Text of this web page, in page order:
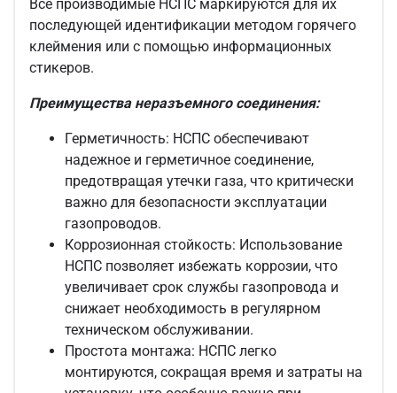
Все производимые НСПС маркируются для их
последующей идентификации методом горячего
клеймения или с помощью информационных
стикеров.
Преимущества неразъемного соединения:
Герметичность: НСПС обеспечивают
надежное и герметичное соединение,
предотвращая утечки газа, что критически
важно для безопасности эксплуатации
газопроводов.
Коррозионная стойкость: Использование
НСПС позволяет избежать коррозии, что
увеличивает срок службы газопровода и
снижает необходимость в регулярном
техническом обслуживании.
Простота монтажа: НСПС легко
монтируются, сокращая время и затраты на